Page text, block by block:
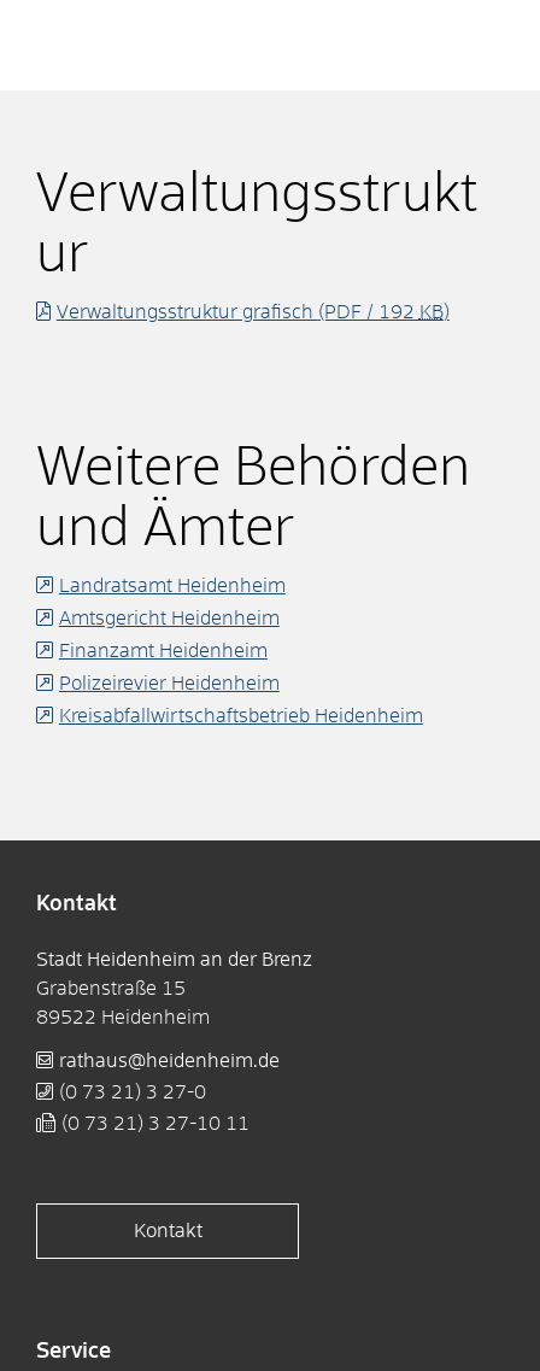
Verwaltungsstrukt
ur
Verwaltungsstruktur grafisch (PDF / 192 KB)
Weitere Behörden
und Ämter
Landratsamt Heidenheim
Amtsgericht Heidenheim
Finanzamt Heidenheim
Polizeirevier Heidenheim
Kreisabfallwirtschaftsbetrieb Heidenheim
Kontakt
Stadt Heidenheim an der Brenz
Grabenstraße 15
89522 Heidenheim
rathaus@heidenheim.de
(0 73 21) 3 27-0
(0 73 21) 3 27-10 11
Kontakt
Service